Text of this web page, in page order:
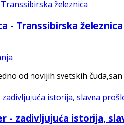
- Transsibirska železnica
od novijih svetskih
- zadivljujuća istorija,